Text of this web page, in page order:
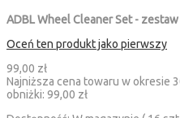
ADBL Wheel Cleaner Set -
Oceń ten produkt jako pierwszy
99,00 zł
Najniższa cena towaru w okresie
obniżki: 99,00 zł